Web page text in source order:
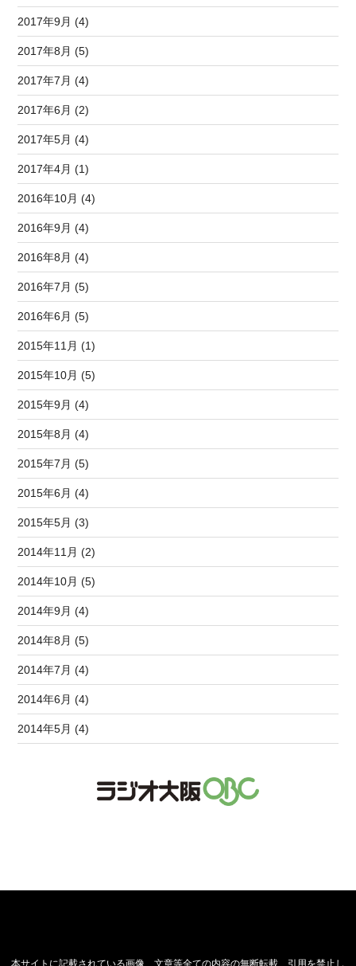
2017年9月 (4)
2017年8月 (5)
2017年7月 (4)
2017年6月 (2)
2017年5月 (4)
2017年4月 (1)
2016年10月 (4)
2016年9月 (4)
2016年8月 (4)
2016年7月 (5)
2016年6月 (5)
2015年11月 (1)
2015年10月 (5)
2015年9月 (4)
2015年8月 (4)
2015年7月 (5)
2015年6月 (4)
2015年5月 (3)
2014年11月 (2)
2014年10月 (5)
2014年9月 (4)
2014年8月 (5)
2014年7月 (4)
2014年6月 (4)
2014年5月 (4)